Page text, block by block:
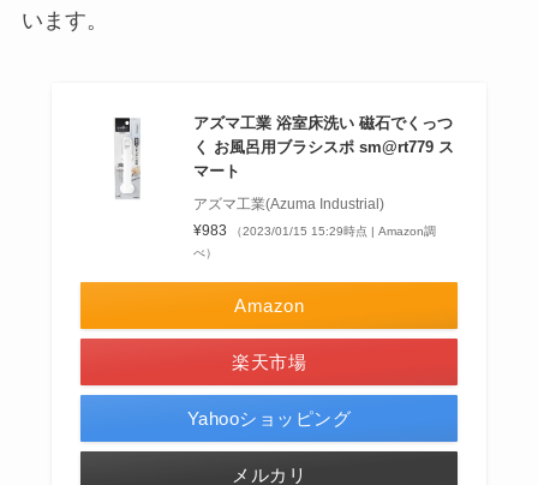
います。
アズマ工業 浴室床洗い 磁石でくっつ
く お風呂用ブラシスポ sm@rt779 ス
マート
アズマ工業(Azuma Industrial)
¥983
（2023/01/15 15:29時点 | Amazon調
べ）
Amazon
楽天市場
Yahooショッピング
メルカリ